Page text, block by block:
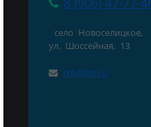
село Новоселицкое,
ул. Шоссейная, 13
crb@list.ru